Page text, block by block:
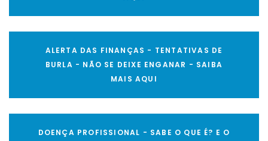
ALERTA DAS FINANÇAS - TENTATIVAS DE
BURLA - NÃO SE DEIXE ENGANAR - SAIBA
MAIS AQUI
DOENÇA PROFISSIONAL - SABE O QUE É? E O